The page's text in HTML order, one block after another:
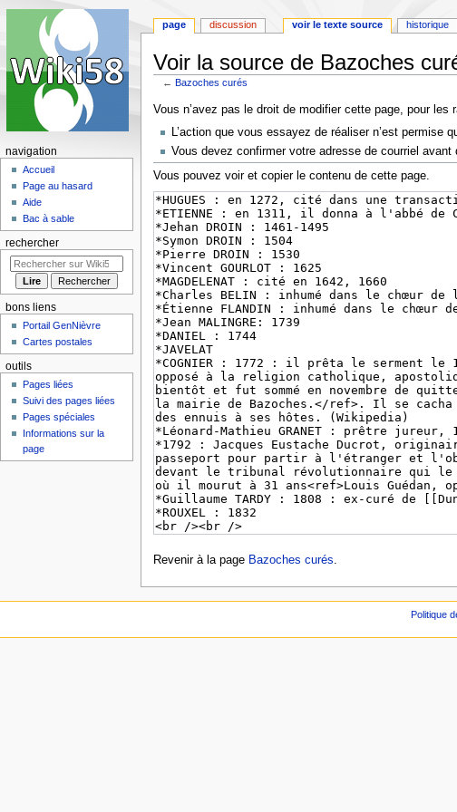
Voir la source de Bazoches
← Bazoches curés
Aller
navigation
Aller
recherche
Vous n’avez pas le droit de modifier cette page, pour les
L’action que vous essayez de réaliser n’est permise
Vous devez confirmer votre adresse de courriel
Vous pouvez voir et copier le contenu de cette page.
Revenir à la page Bazoches curés.
page discussion voir le texte source historique
navigation
Accueil
Page au hasard
Aide
Bac à sable
rechercher
bons liens
Portail GenNièvre
Cartes postales
outils
Pages liées
Suivi des pages liées
Pages spéciales
Informations sur la
page
Politique